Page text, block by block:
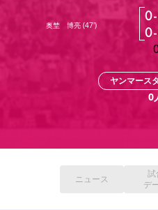
初めて観戦ガイド キッズ向けサー
観戦マナー&ルール
ビジターサ
スタジアム
YANMAR HANASAKA STADIUM
アウェイツアー
サポートする
セレッソ大
セレッソアイデアちょうだいな
スポーツクラブ
スポーツクラブ
ファンクラブ
SAKURA POINT
婚
グッズ チケット
スポー
レディース
奥埜 博亮 (47')
0-
0-
ヤンマース
0
ニュース
試
デ